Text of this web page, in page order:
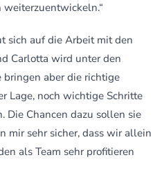
sich auf die Arbeit mit den
Carlotta wird unter den
aber die richtige
Lage, noch wichtige Schritte
Die Chancen dazu sollen sie
mir sehr sicher, dass wir allein
als Team sehr profitieren